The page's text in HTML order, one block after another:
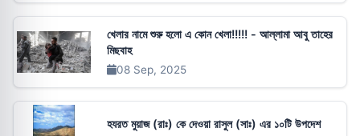
খেলার নামে শুরু হলো এ কোন খেলা!!!!! - আল্লামা আবু তাহের
মিছবাহ
08 Sep, 2025
হযরত মুয়াজ (রাঃ) কে দেওয়া রাসুল (সাঃ) এর ১০টি উপদেশ